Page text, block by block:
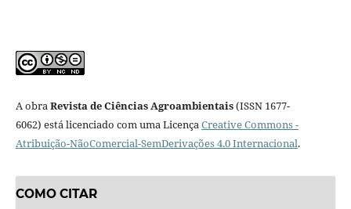
A obraRevista de Ciências Agroambientais(ISSN 1677-
6062) está licenciado com uma LicençaCreative Commons -
Atribuição-NãoComercial-SemDerivações 4.0 Internacional.
COMO CITAR